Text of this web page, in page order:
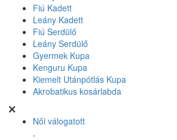
Fiú Kadett
Leány Kadett
Fiú Serdülő
Leány Serdülő
Gyermek Kupa
Kenguru Kupa
Kiemelt Utánpótlás Kupa
Akrobatikus kosárlabda
Női válogatott
.